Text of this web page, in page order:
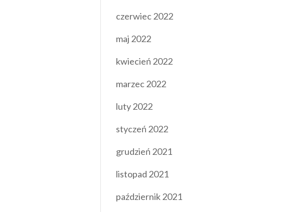
czerwiec 2022
maj 2022
kwiecień 2022
marzec 2022
luty 2022
styczeń 2022
grudzień 2021
listopad 2021
październik 2021